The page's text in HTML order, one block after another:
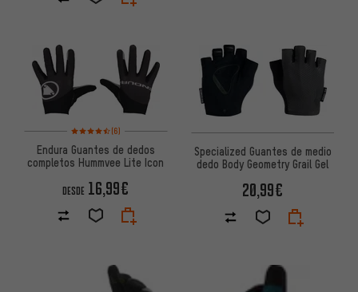
Valoración media: 4,5 de 5 basada en 6 reseñas
(6)
Endura Guantes de dedos
completos Hummvee Lite Icon
DESDE 16,99€
Specialized Guantes de medio
dedo Body Geometry Grail Gel
20,99€